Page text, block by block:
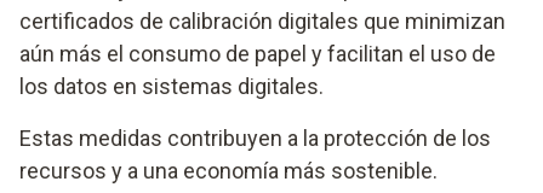
certificados de calibración digitales que minimizan
aún más el consumo de papel y facilitan el uso de
los datos en sistemas digitales.
Estas medidas contribuyen a la protección de los
recursos y a una economía más sostenible.